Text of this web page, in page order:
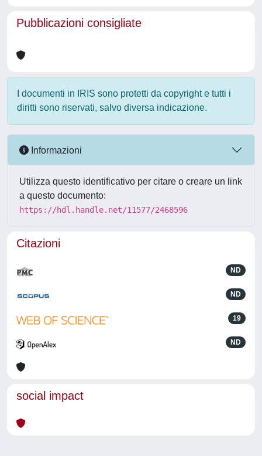
Pubblicazioni consigliate
I documenti in IRIS sono protetti da copyright e tutti i
diritti sono riservati, salvo diversa indicazione.
Informazioni
Utilizza questo identificativo per citare o creare un link
a questo documento:
https://hdl.handle.net/11577/2468596
Citazioni
ND
ND
19
ND
social impact